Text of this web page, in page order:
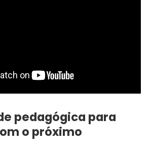
pedagógica para
o próximo